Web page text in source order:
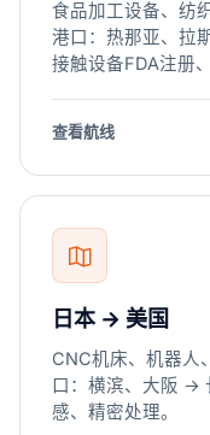
食品加工设备、纺
港口：热那亚、拉
接触设备FDA注册
查看航线
日本 → 美国
CNC机床、机器人
口：横滨、大阪 →
感、精密处理。